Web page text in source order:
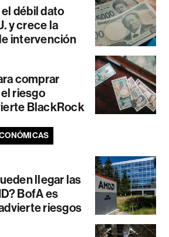
débil dato
y crece la
intervención
comprar
riesgo
BlackRock
llegar las
BofA es
riesgos